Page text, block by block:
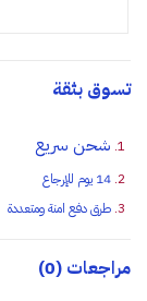
تسوق بثقة
شحن سريع
14 يوم للإرجاع
طرق دفع امنة ومتعددة
مراجعات (0)